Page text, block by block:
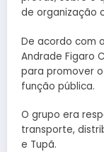
de organização
De acordo com
Andrade Figaro
para promover
função pública.
O grupo era
transporte,
e Tupã.